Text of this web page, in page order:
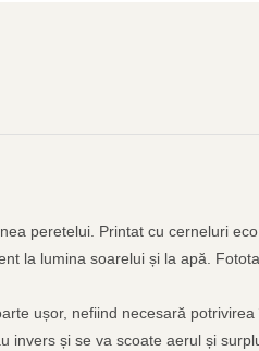
peretelui. Printat cu cerneluri
la lumina soarelui și la apă.
ușor, nefiind necesară potrivirea
și se va scoate aerul și